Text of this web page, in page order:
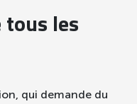
tous les
qui demande du